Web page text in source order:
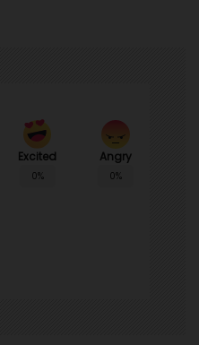
Excited
0%
Angry
0%